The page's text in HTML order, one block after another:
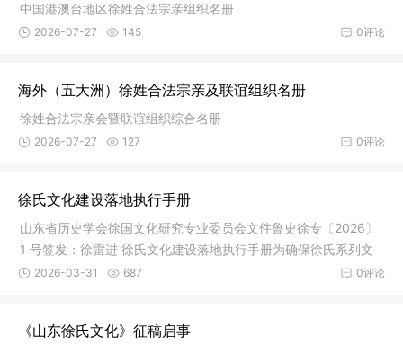
中国港澳台地区徐姓合法宗亲组织名册
0评论
2026-07-27 145
海外（五大洲）徐姓合法宗亲及联谊组织名册
徐姓合法宗亲会暨联谊组织综合名册
0评论
2026-07-27 127
徐氏文化建设落地执行手册
山东省历史学会徐国文化研究专业委员会文件鲁史徐专〔2026〕
1 号签发：徐雷进 徐氏文化建设落地执行手册为确保徐氏系列文
化产品编印工作常态化、专业化，山东省历史学会徐国文化研究
组、财务赞
0评论
2026-03-31 687
《山东徐氏文化》征稿启事